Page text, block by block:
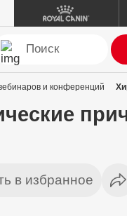
и конференций
в избранное